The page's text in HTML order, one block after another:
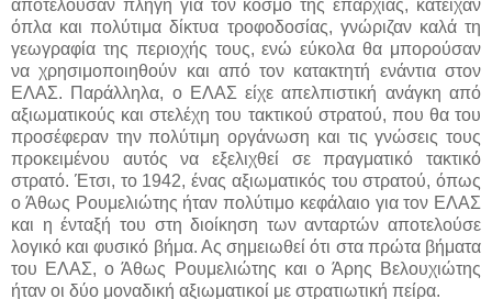
αποτελούσαν πληγή για τον κόσμο της επαρχίας, κατείχαν
όπλα και πολύτιμα δίκτυα τροφοδοσίας, γνώριζαν καλά τη
γεωγραφία της περιοχής τους, ενώ εύκολα θα μπορούσαν
να χρησιμοποιηθούν και από τον κατακτητή ενάντια στον
ΕΛΑΣ. Παράλληλα, ο ΕΛΑΣ είχε απελπιστική ανάγκη από
αξιωματικούς και στελέχη του τακτικού στρατού, που θα του
προσέφεραν την πολύτιμη οργάνωση και τις γνώσεις τους
προκειμένου αυτός να εξελιχθεί σε πραγματικό τακτικό
στρατό. Έτσι, το 1942, ένας αξιωματικός του στρατού, όπως
ο Άθως Ρουμελιώτης ήταν πολύτιμο κεφάλαιο για τον ΕΛΑΣ
και η ένταξή του στη διοίκηση των ανταρτών αποτελούσε
λογικό και φυσικό βήμα. Ας σημειωθεί ότι στα πρώτα βήματα
του ΕΛΑΣ, ο Άθως Ρουμελιώτης και ο Άρης Βελουχιώτης
ήταν οι δύο μοναδική αξιωματικοί με στρατιωτική πείρα.